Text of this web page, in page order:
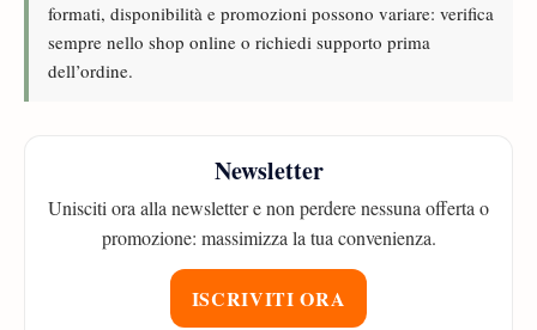
formati, disponibilità e promozioni possono variare: verifica
sempre nello shop online o richiedi supporto prima
dell’ordine.
Newsletter
Unisciti ora alla newsletter e non perdere nessuna offerta o
promozione: massimizza la tua convenienza.
ISCRIVITI ORA